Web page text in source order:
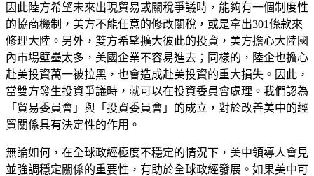
因此陸方希望未來出現貿易或關稅爭議時，能夠有一個制度性
的協商機制，美方不能任意的修改關稅，或是拿出301條款來
修理大陸。另外，雙方希望擴大彼此的投資，美方擔心大陸國
內市場壁壘太多，美國企業不容易進去；同樣的，陸企也擔心
赴美投資萬一被拉黑，也會造成赴美投資的重大損失。因此，
當雙方發生投資爭議時，就可以在投資委員會處理。我們認為
「貿易委員會」與「投資委員會」的成立，對於改善美中的經
貿關係具有決定性的作用。
無論如何，在全球政經極度不穩定的情況下，美中領導人會見
並強調穩定關係的重要性，有助於全球政經發展。如果美中可